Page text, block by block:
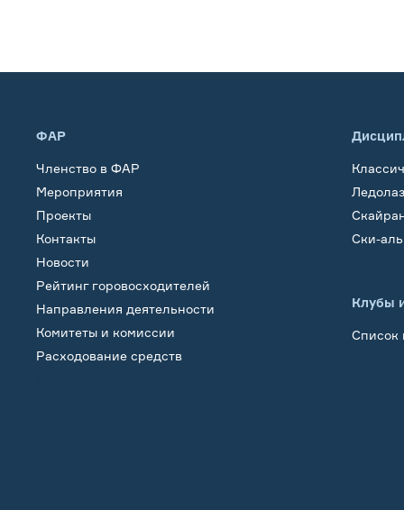
ФАР
Членство в ФАР
Мероприятия
Проекты
Контакты
Новости
Рейтинг горовосходителей
Направления деятельности
Комитеты и комиссии
Расходование средств
Ски-
Клубы
Список